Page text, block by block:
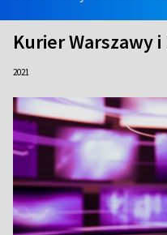
Kurier Warszawy i
2021